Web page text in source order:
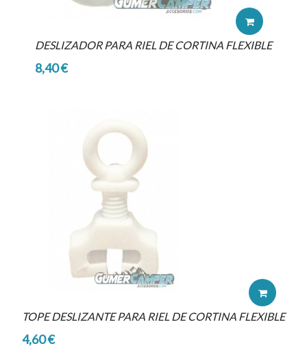
DESLIZADOR PARA RIEL DE CORTINA FLEXIBLE
8,40 €
TOPE DESLIZANTE PARA RIEL DE CORTINA FLEXIBLE
4,60 €